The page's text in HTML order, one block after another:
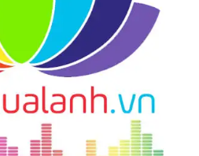
Một Chút Mới Là Hạnh
Chỉ Mệt Mỏi Thân Mình
Bằng Tâm Rộng, Mệnh
Mặt Trời, Dũng Cảm Vượt